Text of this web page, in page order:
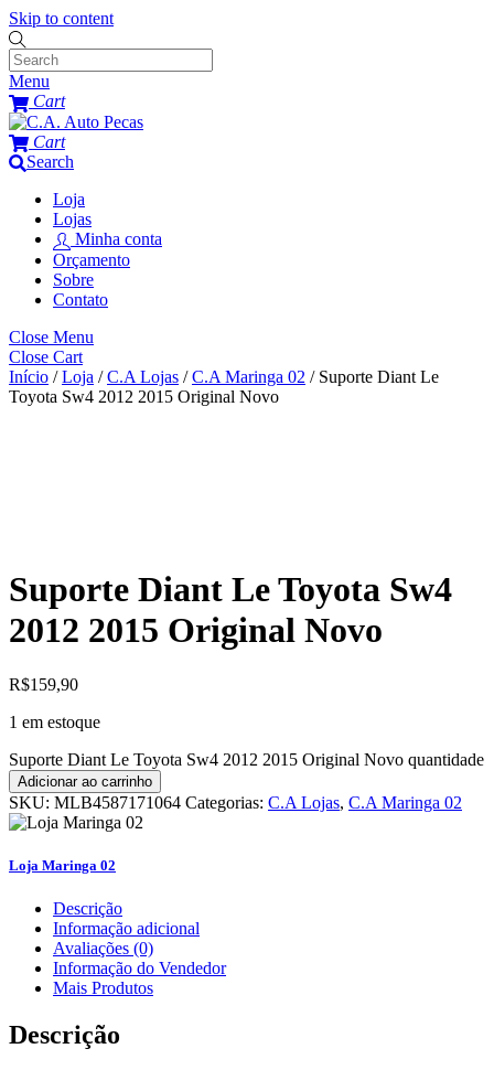
Skip to content
Menu
Cart
Cart
Search
Loja
Lojas
Minha conta
Orçamento
Sobre
Contato
Close Menu
Close Cart
Início /Loja /C.A Lojas /C.A Maringa 02 / Suporte Diant Le
Toyota Sw4 2012 2015 Original Novo
Suporte Diant Le Toyota Sw4
2012 2015 Original Novo
R$159,90
1 em estoque
Suporte Diant Le Toyota Sw4 2012 2015 Original Novo quantidade
Adicionar ao carrinho
SKU: MLB4587171064 Categorias: C.A Lojas, C.A Maringa 02
Loja Maringa 02
Descrição
Informação adicional
Avaliações (0)
Informação do Vendedor
Mais Produtos
Descrição